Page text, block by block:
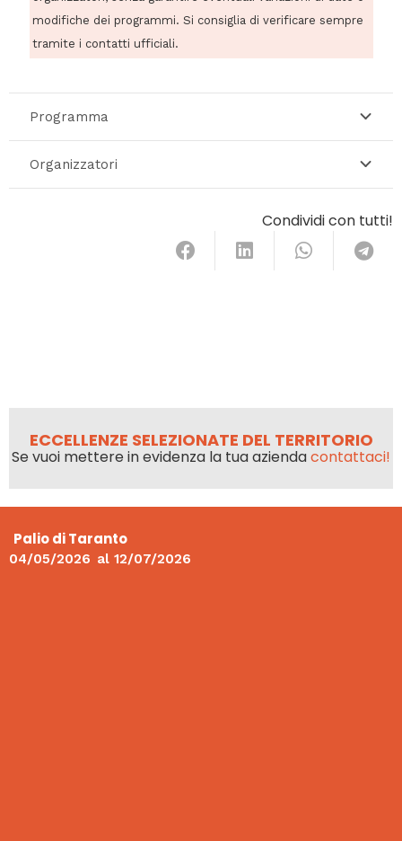
modifiche dei programmi. Si consiglia di verificare sempre
tramite i contatti ufficiali.
Programma
Organizzatori
Condividi con tutti!
ECCELLENZE SELEZIONATE DEL TERRITORIO
Se vuoi mettere in evidenza la tua aziendacontattaci!
Palio di Taranto
04/05/2026 al 12/07/2026